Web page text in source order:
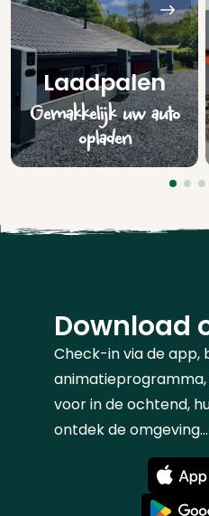
Laadpalen
Gemakkelijk uw auto
opladen
Download
Check-in via de app,
voor in de ochtend,
ontdek de